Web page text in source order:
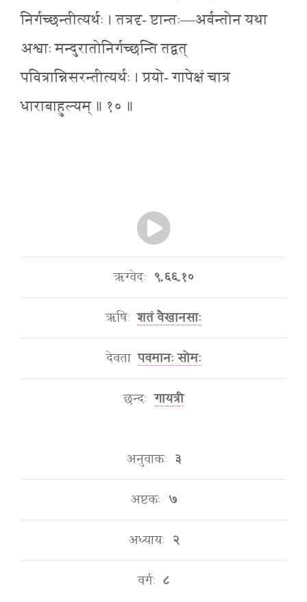
निर्गच्छन्तीत्यर्थः । तत्रदृ- ष्टान्तः—अर्वन्तोन यथा
अश्वाः मन्दुरातोनिर्गच्छन्ति तद्वत्
पवित्रान्निसरन्तीत्यर्थः । प्रयो- गापेक्षं चात्र
धाराबाहुल्यम् ॥ १० ॥
ऋग्वेदः ९.६६.१०
ऋषिः शतं वैखानसाः
देवता पवमानः सोमः
छन्दः गायत्री
अनुवाकः ३
अष्टकः ७
अध्यायः २
वर्गः ८